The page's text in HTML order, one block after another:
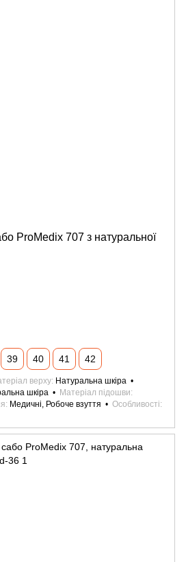
ProMedix 707 з натуральної
39 40 41 42
верху Натуральна шкіра
шкіра
Матеріал підошви
Медичні, Робоче взуття
Особливості